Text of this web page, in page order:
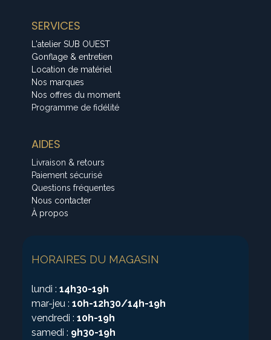
SERVICES
L'atelier SUB OUEST
Gonflage & entretien
Location de matériel
Nos marques
Nos offres du moment
Programme de fidélité
AIDES
Livraison & retours
Paiement sécurisé
Questions fréquentes
Nous contacter
À propos
HORAIRES DU MAGASIN
lundi :14h30-19h
mar-jeu :10h-12h30/14h-19h
vendredi :10h-19h
samedi : 9h30-19h